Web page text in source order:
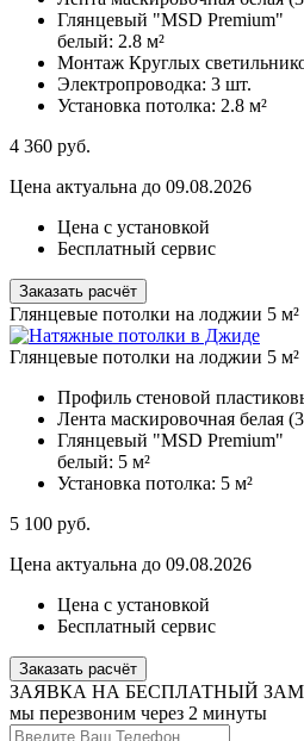
Глянцевый "MSD Premium"
белый: 2.8 м²
Монтаж Круглых
Электропроводка: 3 шт.
Установка потолка: 2.8 м²
4 360 руб.
Цена актуальна до 09.08.2026
Цена с установкой
Бесплатный сервис
Заказать расчёт
Глянцевые потолки на лоджии 5 м²
Глянцевые потолки на лоджии 5 м²
Профиль стеновой
Лента маскировочная белая
Глянцевый "MSD Premium"
белый: 5 м²
Установка потолка: 5 м²
5 100 руб.
Цена актуальна до 09.08.2026
Цена с установкой
Бесплатный сервис
Заказать расчёт
ЗАЯВКА НА БЕСПЛАТНЫЙ
мы перезвоним через 2 минуты